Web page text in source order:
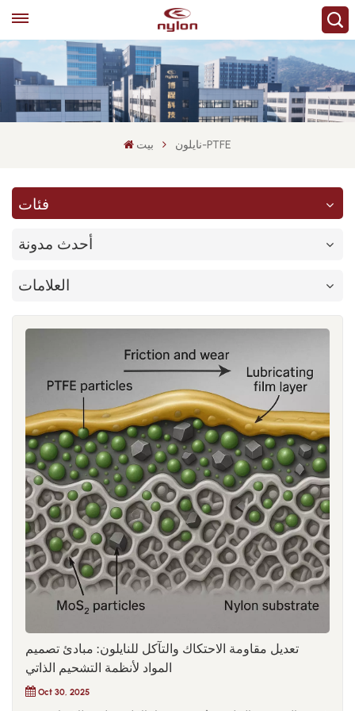
بيت نايلون-PTFE
فئات
أحدث مدونة
العلامات
تعديل مقاومة الاحتكاك والتآكل للنايلون: مبادئ تصميم
المواد لأنظمة التشحيم الذاتي
Oct 30, 2025